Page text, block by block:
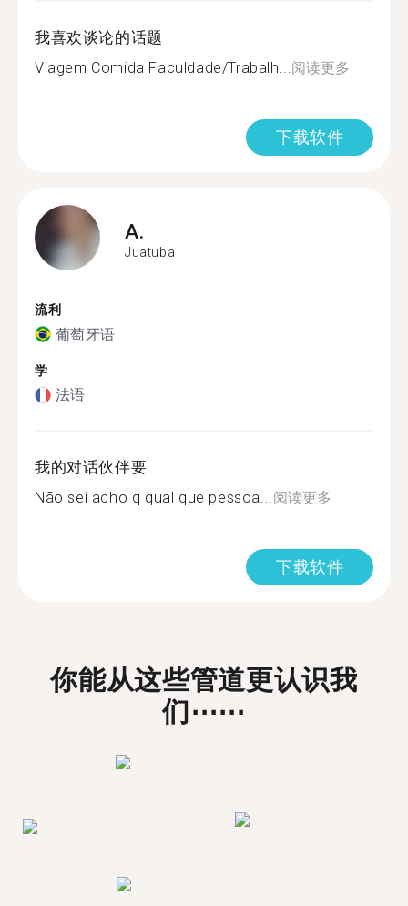
我喜欢谈论的话题
Viagem Comida Faculdade/Trabalh...阅读更多
下载软件
A.
Juatuba
流利
葡萄牙语
学
法语
我的对话伙伴要
Não sei acho q qual que pessoa...阅读更多
下载软件
你能从这些管道更认识我
们⋯⋯